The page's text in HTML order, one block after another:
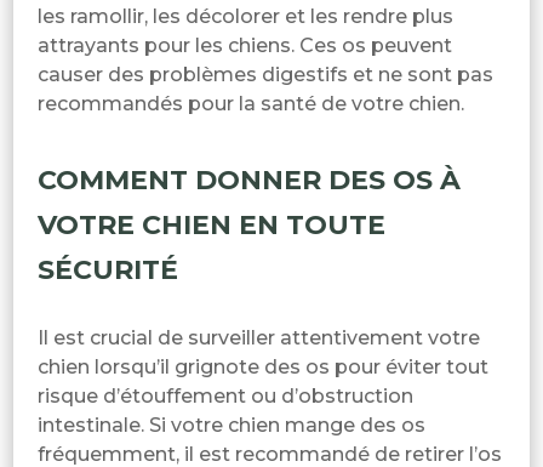
les ramollir, les décolorer et les rendre plus
attrayants pour les chiens. Ces os peuvent
causer des problèmes digestifs et ne sont pas
recommandés pour la santé de votre chien.
COMMENT DONNER DES OS À
VOTRE CHIEN EN TOUTE
SÉCURITÉ
Il est crucial de surveiller attentivement votre
chien lorsqu’il grignote des os pour éviter tout
risque d’étouffement ou d’obstruction
intestinale. Si votre chien mange des os
fréquemment, il est recommandé de retirer l’os